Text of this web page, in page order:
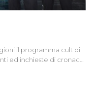
il programma cult di
ed inchieste di cronaca